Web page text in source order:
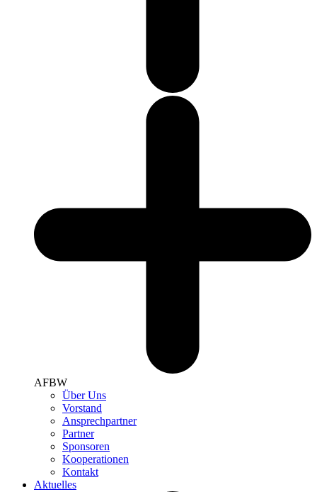
AFBW
Über Uns
Vorstand
Ansprechpartner
Partner
Sponsoren
Kooperationen
Kontakt
Aktuelles